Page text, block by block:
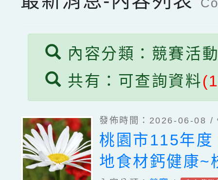
內容分類：競賽活
共有：可查詢資料
發佈時間：2026-06-08 /
桃園市115年度
地食材鈣健康~